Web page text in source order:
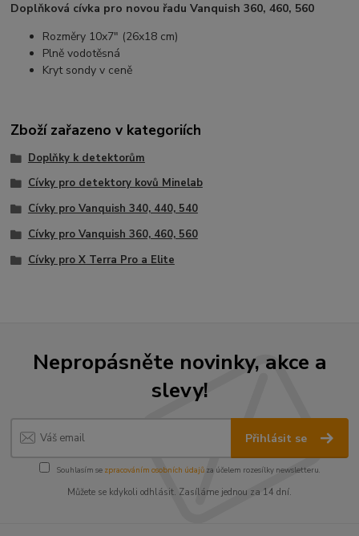
Doplňková cívka pro novou řadu Vanquish 360, 460, 560
Rozměry 10x7" (26x18 cm)
Plně vodotěsná
Kryt sondy v ceně
Zboží zařazeno v kategoriích
Doplňky k detektorům
Cívky pro detektory kovů Minelab
Cívky pro Vanquish 340, 440, 540
Cívky pro Vanquish 360, 460, 560
Cívky pro X Terra Pro a Elite
Nepropásněte novinky, akce a
slevy!
Přihlásit se
Souhlasím se zpracováním osobních údajůza účelem rozesílky newsletteru.
Můžete se kdykoli odhlásit. Zasíláme jednou za 14 dní.